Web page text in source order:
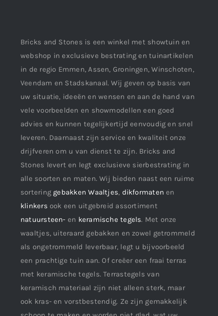
Bricks and Stones is een winkel met showtuin en
webshop in exclusieve bestrating en tuinartikelen
in de regio Emmen, Assen, Groningen, Winschoten,
Veendam en Stadskanaal. Wij geven op basis van
uw situatie, ideeën en wensen en aan de hand van
vele voorbeelden en showmodellen een goed
advies en kunnen tegelijkertijd eenvoudig en snel
leveren. Daarnaast zijn service en kwaliteit onze
drijfveren om u van dienst te zijn. Bricks and
Stones levert en legt exclusieve sierbestrating in
alle soorten en maten. Wij bieden naast een ruime
sortering gebakken Waaltjes, dikformaten en
klinkers ook een uitgebreid assortiment
natuursteen- en keramische tegels. Met onze
waaltjes, uiteraard gebakken en zowel getrommeld
als ongetrommeld leverbaar, legt u bijvoorbeeld
een prachtige tuin aan. Of creëer een fraai terras
met keramische tegels. Terrastegels van
keramisch materiaal zijn niet alleen sterk, maar
ook kras- en vorstbestendig. Ze zijn gemakkelijk